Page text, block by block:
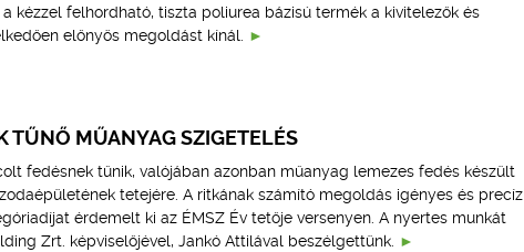
kézzel felhordható, tiszta poliurea bázisú termék a kivitelezők és
előnyös megoldást kínál.
TŰNŐ MŰANYAG SZIGETELÉS
fedésnek tűnik, valójában azonban műanyag lemezes fedés készült
tetejére. A ritkának számító megoldás igényes és precíz
érdemelt ki az ÉMSZ Év tetője versenyen. A nyertes munkát
Zrt. képviselőjével, Jankó Attilával beszélgettünk.